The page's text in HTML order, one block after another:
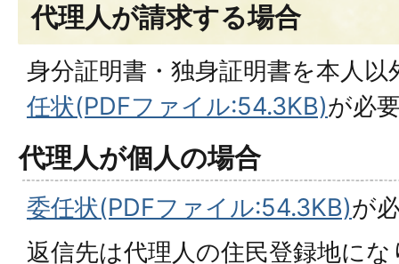
代理人が請求する場合
身分証明書・独身証明書を本人
任状(PDFファイル:54.3KB)が必
代理人が個人の場合
委任状(PDFファイル:54.3KB)が
返信先は代理人の住民登録地に